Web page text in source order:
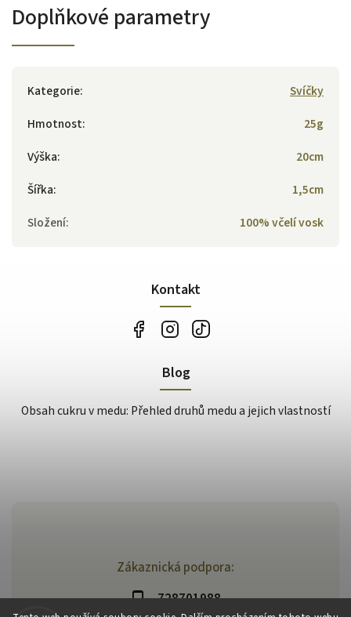
Doplňkové parametry
Kategorie:
Svíčky
Hmotnost:
25g
Výška:
20cm
Šířka:
1,5cm
Složení: 100% včelí vosk
Zákaznická podpora:
728701988
Kontakt
Blog
Obsah cukru v medu: Přehled druhů medu a jejich vlastností